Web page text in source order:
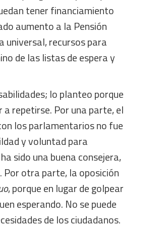
tener financiamiento
aumento a la Pensión
universal, recursos para
de las listas de espera y
lo planteo porque
repetirse. Por una parte, el
los parlamentarios no fue
y voluntad para
sido una buena consejera,
otra parte, la oposición
, porque en lugar de golpear
esperando. No se puede
de los ciudadanos.